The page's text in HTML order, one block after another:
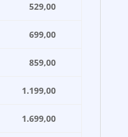
529,00
699,00
859,00
1.199,00
1.699,00